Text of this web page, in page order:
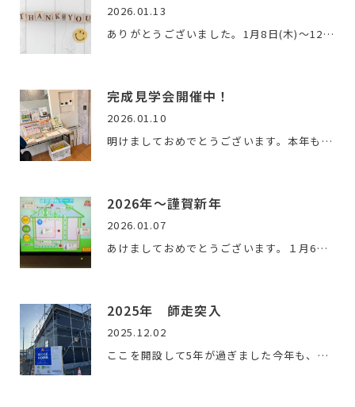
2026.01.13
ありがとうございました。1月8日(木)～12日(月祝)の5日間、新ひ…
完成見学会開催中！
2026.01.10
明けましておめでとうございます。本年もよろしくお願いします😊…
2026年～謹賀新年
2026.01.07
あけましておめでとうございます。１月6日より仕事始めでした。…
2025年 師走突入
2025.12.02
ここを開設して5年が過ぎました今年も、ファースの家から公共工…